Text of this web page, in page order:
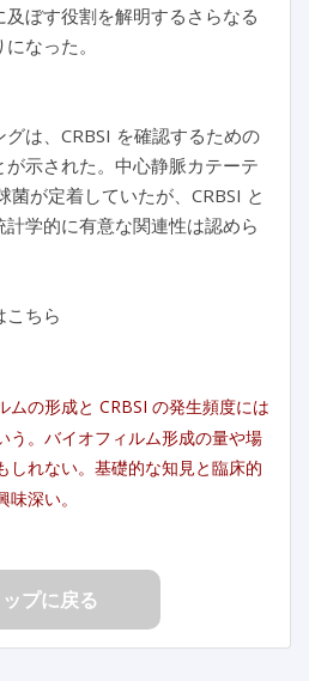
ぼす役割を解明するさらなる
なった。
は、CRBSI を確認するための
示された。中心静脈カテーテ
が定着していたが、CRBSI と
学的に有意な関連性は認めら
こちら
ムの形成と CRBSI の発生頻度には
う。バイオフィルム形成の量や場
しれない。基礎的な知見と臨床的
深い。
ップに戻る